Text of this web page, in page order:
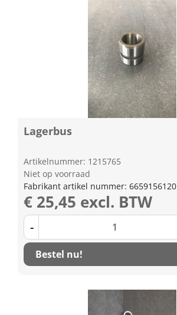
Lagerbus
Artikelnummer: 1215765
Niet op voorraad
Fabrikant artikel nummer: 6659156120
€ 25,45 excl. BTW
-
Bestel nu!